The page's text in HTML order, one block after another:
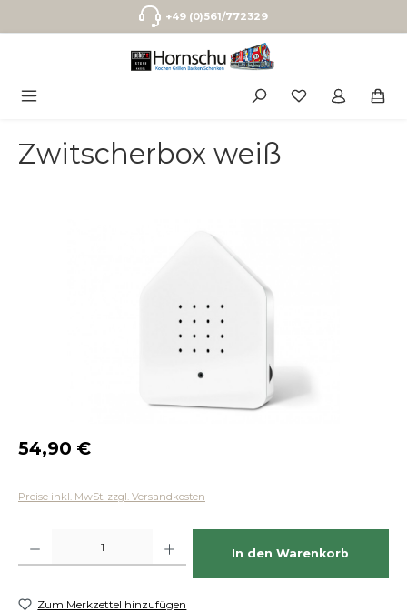
Zum Hauptinhalt springen+49 (0)561/772329
Zwitscherbox weiß
Regulärer Preis:
54,90 €
Preise inkl. MwSt. zzgl. Versandkosten
In den Warenkorb
Zum Merkzettel hinzufügen